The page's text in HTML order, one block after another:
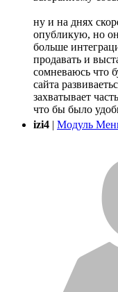
ну и на днях
опубликую, но
больше
продавать и
сомневаюсь что
сайта
захватывает
что бы было
izi4 | Модуль